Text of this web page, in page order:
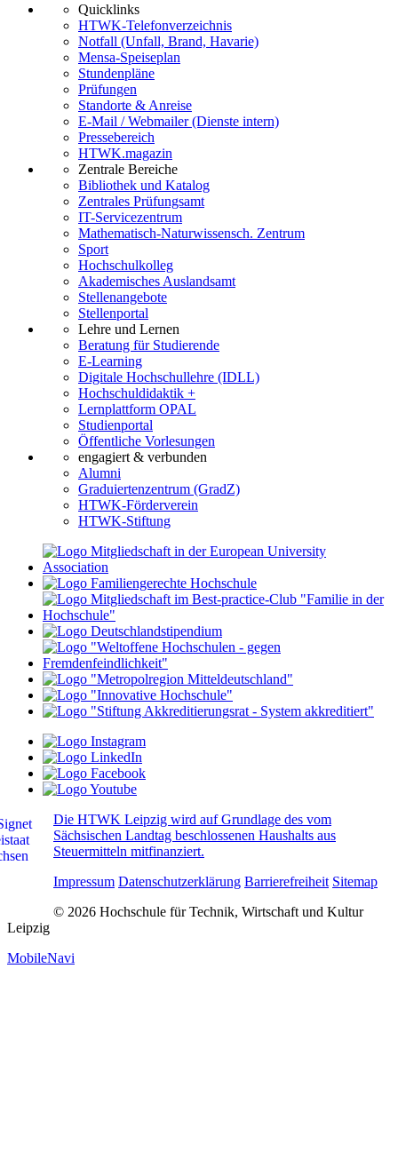
Quicklinks
HTWK-Telefonverzeichnis
Notfall (Unfall, Brand, Havarie)
Mensa-Speiseplan
Stundenpläne
Prüfungen
Standorte & Anreise
E-Mail / Webmailer (Dienste intern)
Pressebereich
HTWK.magazin
Zentrale Bereiche
Bibliothek und Katalog
Zentrales Prüfungsamt
IT-Servicezentrum
Mathematisch-Naturwissensch. Zentrum
Sport
Hochschulkolleg
Akademisches Auslandsamt
Stellenangebote
Stellenportal
Lehre und Lernen
Beratung für Studierende
E-Learning
Digitale Hochschullehre (IDLL)
Hochschuldidaktik +
Lernplattform OPAL
Studienportal
Öffentliche Vorlesungen
engagiert & verbunden
Alumni
Graduiertenzentrum (GradZ)
HTWK-Förderverein
HTWK-Stiftung
Die HTWK Leipzig wird auf Grundlage des vom
Sächsischen Landtag beschlossenen Haushalts aus
Steuermitteln mitfinanziert.
Impressum Datenschutzerklärung Barrierefreiheit Sitemap
© 2026 Hochschule für Technik, Wirtschaft und Kultur
Leipzig
MobileNavi